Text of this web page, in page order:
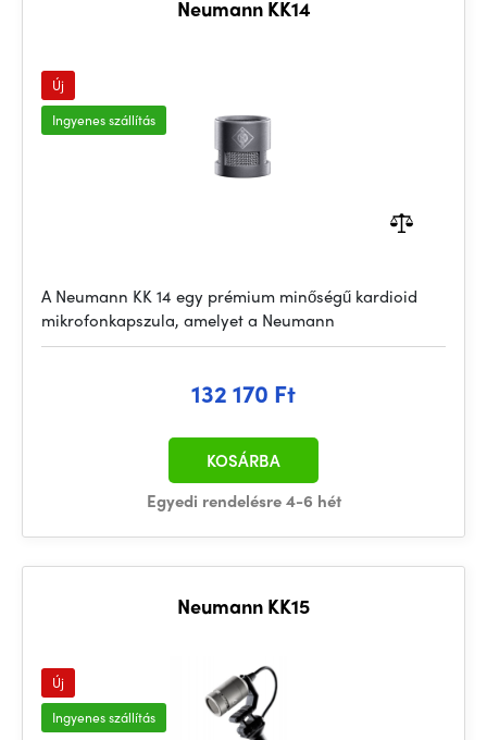
Neumann KK14
Új
Ingyenes szállítás
A Neumann KK 14 egy prémium minőségű kardioid
mikrofonkapszula, amelyet a Neumann
132 170 Ft
Egyedi rendelésre 4-6 hét
KOSÁRBA
Neumann KK15
Új
Ingyenes szállítás